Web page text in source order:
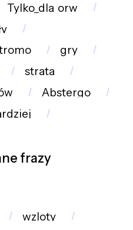
Tylko_dla_orw
gry
strata
Abstergo
frazy
wzloty